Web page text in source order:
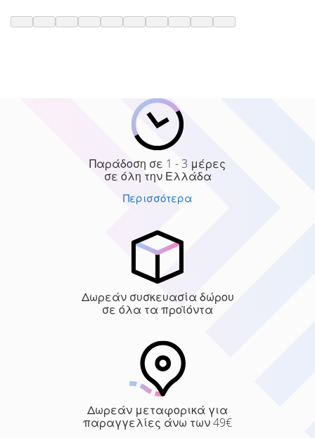
Παράδοση σε 1 - 3 μέρες
σε όλη την Ελλάδα
Περισσότερα
Δωρεάν συσκευασία δώρου
σε όλα τα προϊόντα
Δωρεάν μεταφορικά για
παραγγελίες άνω των 49€